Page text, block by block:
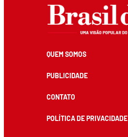
QUEM SOMOS
PUBLICIDADE
CONTATO
POLÍTICA DE PRIVACIDADE